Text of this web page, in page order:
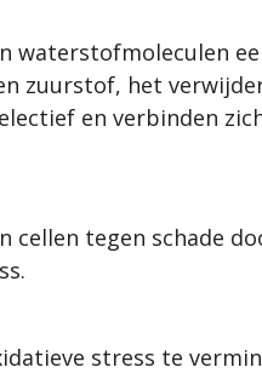
waterstofmoleculen
het
en verbinden
tegen schade
stress te